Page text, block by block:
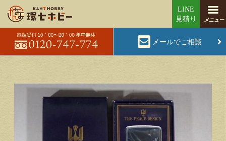
メールでご相談